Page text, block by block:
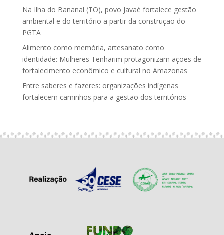
Na Ilha do Bananal (TO), povo Javaé fortalece gestão
ambiental e do território a partir da construção do
PGTA
Alimento como memória, artesanato como
identidade: Mulheres Tenharim protagonizam ações de
fortalecimento econômico e cultural no Amazonas
Entre saberes e fazeres: organizações indígenas
fortalecem caminhos para a gestão dos territórios